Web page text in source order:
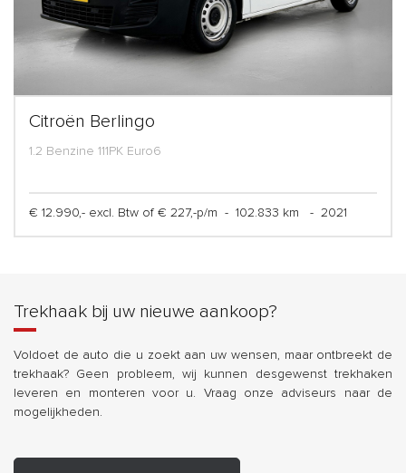
Citroën Berlingo
1.2 Benzine 111PK Euro6
€ 12.990,- excl. Btw of € 227,-p/m - 102.833 km - 2021
Trekhaak bij uw nieuwe aankoop?
Voldoet de auto die u zoekt aan uw wensen, maar ontbreekt de
trekhaak? Geen probleem, wij kunnen desgewenst trekhaken
leveren en monteren voor u. Vraag onze adviseurs naar de
mogelijkheden.